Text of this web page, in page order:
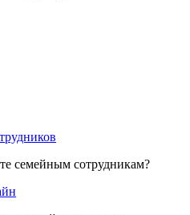
семейным сотрудникам?